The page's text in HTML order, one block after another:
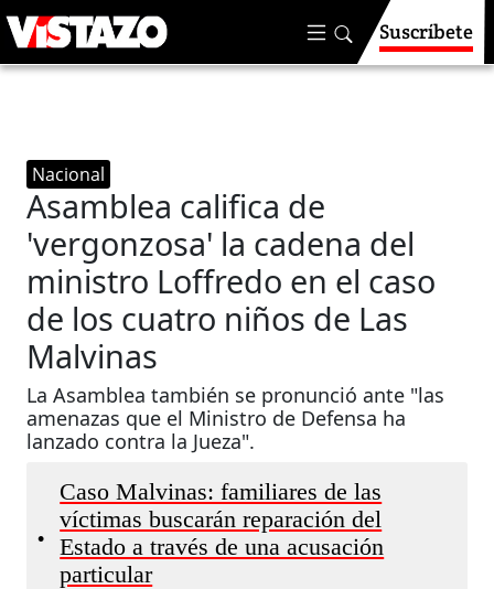
Suscríbete
Nacional
Asamblea califica de
'vergonzosa' la cadena del
ministro Loffredo en el caso
de los cuatro niños de Las
Malvinas
La Asamblea también se pronunció ante "las
amenazas que el Ministro de Defensa ha
lanzado contra la Jueza".
•
Caso Malvinas: familiares de las
víctimas buscarán reparación del
Estado a través de una acusación
particular